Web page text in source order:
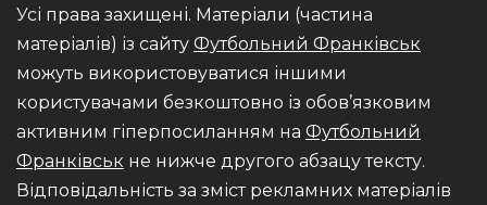
Усі права захищені. Матеріали (частина
матеріалів) із сайту Футбольний Франківськ
можуть використовуватися іншими
користувачами безкоштовно із обов’язковим
активним гіперпосиланням на Футбольний
Франківськ не нижче другого абзацу тексту.
Відповідальність за зміст рекламних матеріалів